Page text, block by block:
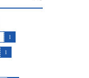
1
1